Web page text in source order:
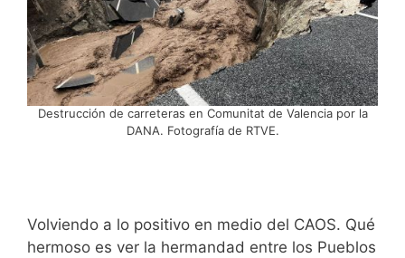
Destrucción de carreteras en Comunitat de Valencia por la
DANA. Fotografía de RTVE.
Volviendo a lo positivo en medio del CAOS. Qué
hermoso es ver la hermandad entre los Pueblos